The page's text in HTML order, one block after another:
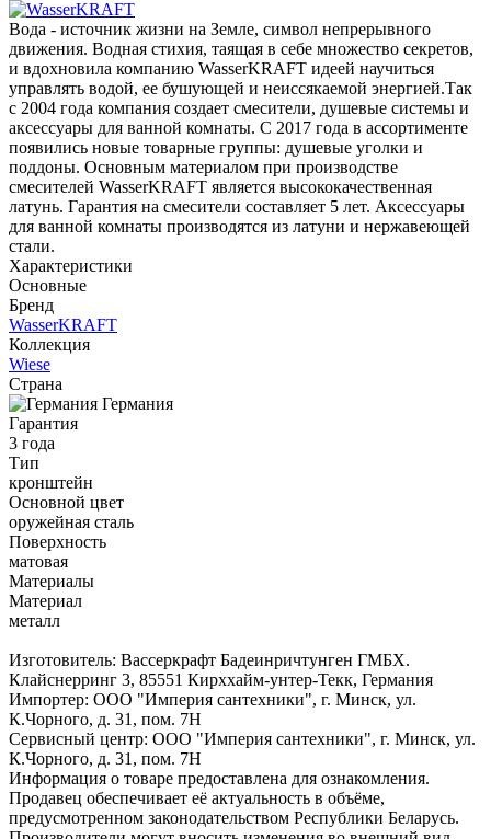
Вода - источник жизни на Земле, символ непрерывного
движения. Водная стихия, таящая в себе множество секретов,
и вдохновила компанию WasserKRAFT идеей научиться
управлять водой, ее бушующей и неиссякаемой энергией.Так
с 2004 года компания создает смесители, душевые системы и
аксессуары для ванной комнаты. С 2017 года в ассортименте
появились новые товарные группы: душевые уголки и
поддоны. Основным материалом при производстве
смесителей WasserKRAFT является высококачественная
латунь. Гарантия на смесители составляет 5 лет. Аксессуары
для ванной комнаты производятся из латуни и нержавеющей
стали.
Характеристики
Основные
Бренд
WasserKRAFT
Коллекция
Wiese
Страна
Германия
Гарантия
3 года
Тип
кронштейн
Основной цвет
оружейная сталь
Поверхность
матовая
Материалы
Материал
металл
Изготовитель: Вассеркрафт Бадеинричтунген ГМБХ.
Клайснерринг 3, 85551 Кирххайм-унтер-Текк, Германия
Импортер: ООО "Империя сантехники", г. Минск, ул.
К.Чорного, д. 31, пом. 7Н
Сервисный центр: ООО "Империя сантехники", г. Минск, ул.
К.Чорного, д. 31, пом. 7Н
Информация о товаре предоставлена для ознакомления.
Продавец обеспечивает её актуальность в объёме,
предусмотренном законодательством Республики Беларусь.